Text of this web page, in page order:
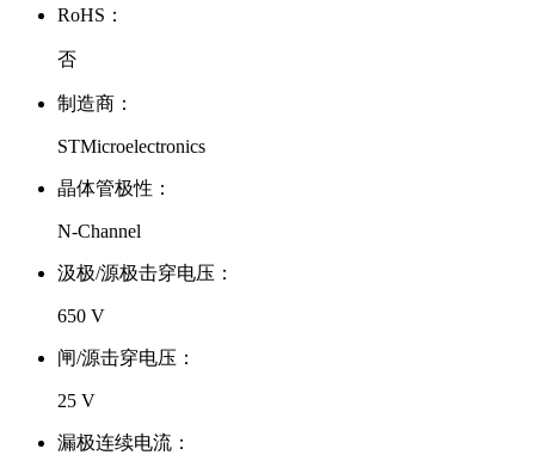
RoHS：
否
制造商：
STMicroelectronics
晶体管极性：
N-Channel
汲极/源极击穿电压：
650 V
闸/源击穿电压：
25 V
漏极连续电流：